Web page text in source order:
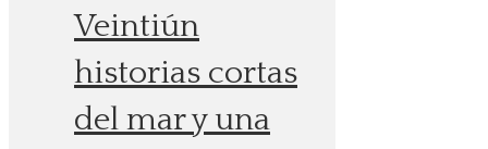
Veintiún
historias cortas
del mar y una